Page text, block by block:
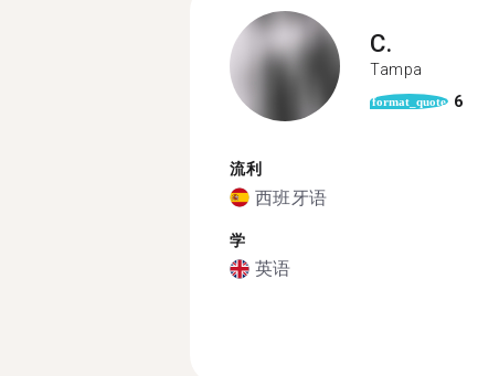
C.
Tampa
format_quote 6
流利
西班牙语
学
英语